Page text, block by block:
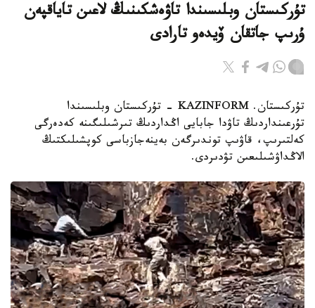
تۇركىستان وبلىسىندا تاۋەشكىنىڭ لاعىن تاياقپەن
ۇرىپ جاتقان ۆيدەو تارادى
تۇركىستان. KAZINFORM - تۇركىستان وبلىسىندا
تۇرعىنداردىڭ تاۋدا جابايى اڭداردىڭ تىرشىلىگىنە كەدەرگى
كەلتىرىپ، قاۋىپ توندىرگەن بەينەجازباسى كوپشىلىكتىڭ
الاڭداۋشىلىعىن تۋدىردى.